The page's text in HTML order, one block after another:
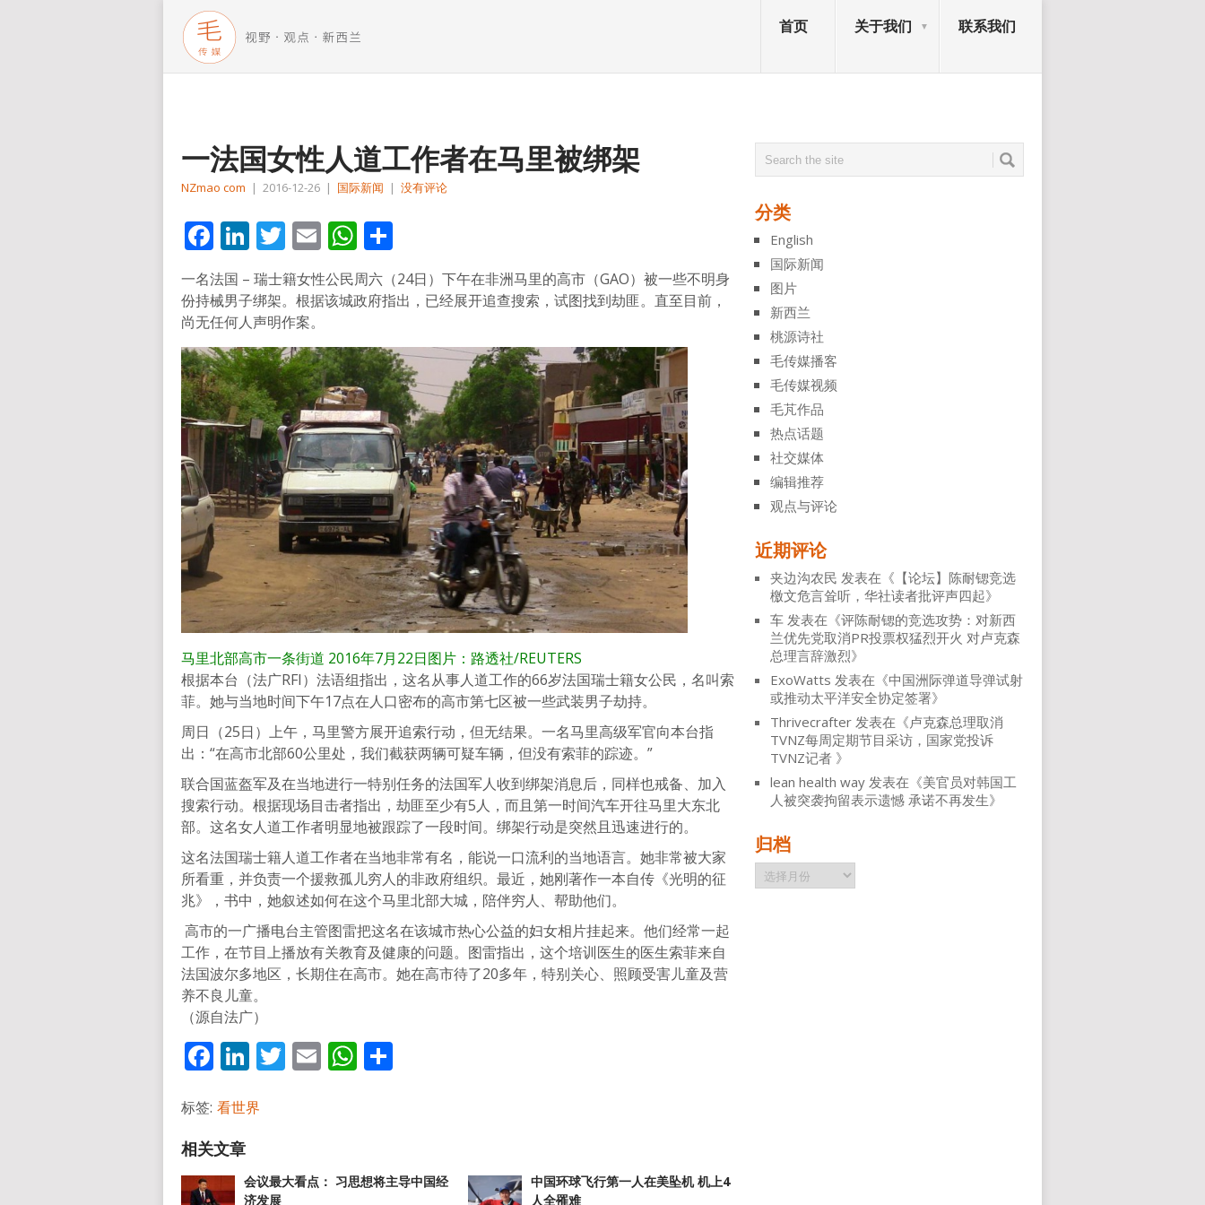
首页 关于我们 联系我们
一法国女性人道工作者在马里被绑架
NZmao com | 2016-12-26 | 国际新闻 | 没有评论
Facebook
LinkedIn
Twitter
EmailWhatsApp
享
一名法国 – 瑞士籍女性公民周六（24日）下午在非洲马里的高市（GAO）被一些不明身
份持械男子绑架。根据该城政府指出，已经展开追查搜索，试图找到劫匪。直至目前，
尚无任何人声明作案。
马里北部高市一条街道 2016年7月22日图片：路透社/REUTERS
根据本台（法广RFI）法语组指出，这名从事人道工作的66岁法国瑞士籍女公民，名叫索
菲。她与当地时间下午17点在人口密布的高市第七区被一些武装男子劫持。
周日（25日）上午，马里警方展开追索行动，但无结果。一名马里高级军官向本台指
出：“在高市北部60公里处，我们截获两辆可疑车辆，但没有索菲的踪迹。”
联合国蓝盔军及在当地进行一特别任务的法国军人收到绑架消息后，同样也戒备、加入
搜索行动。根据现场目击者指出，劫匪至少有5人，而且第一时间汽车开往马里大东北
部。这名女人道工作者明显地被跟踪了一段时间。绑架行动是突然且迅速进行的。
这名法国瑞士籍人道工作者在当地非常有名，能说一口流利的当地语言。她非常被大家
所看重，并负责一个援救孤儿穷人的非政府组织。最近，她刚著作一本自传《光明的征
兆》，书中，她叙述如何在这个马里北部大城，陪伴穷人、帮助他们。
高市的一广播电台主管图雷把这名在该城市热心公益的妇女相片挂起来。他们经常一起
工作，在节目上播放有关教育及健康的问题。图雷指出，这个培训医生的医生索菲来自
法国波尔多地区，长期住在高市。她在高市待了20多年，特别关心、照顾受害儿童及营
养不良儿童。
（源自法广）
Facebook
LinkedIn
Twitter
EmailWhatsApp
标签: 看世界
会议最大看点： 习思想将主导中国经
济发展
中国环球飞行第一人在美坠机 机上4
人全罹难
分类
English
国际新闻
图片
新西兰
桃源诗社
毛传媒播客
毛传媒视频
毛芃作品
热点话题
社交媒体
编辑推荐
观点与评论
近期评论
夹边沟农民 发表在《 【论坛】陈耐锶竞选
檄文危言耸听，华社读者批评声四起》
车 发表在《评陈耐锶的竞选攻势：对新西
兰优先党取消PR投票权猛烈开火 对卢克森
总理言辞激烈》
ExoWatts 发表在《中国洲际弹道导弹试射
或推动太平洋安全协定签署》
Thrivecrafter 发表在《卢克森总理取消
TVNZ每周定期节目采访，国家党投诉
TVNZ记者 》
lean health way 发表在《美官员对韩国工
人被突袭拘留表示遗憾 承诺不再发生》
归档
归
档